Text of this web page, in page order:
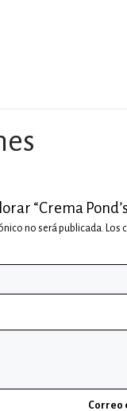
“Crema
no será publicada. Los
Correo